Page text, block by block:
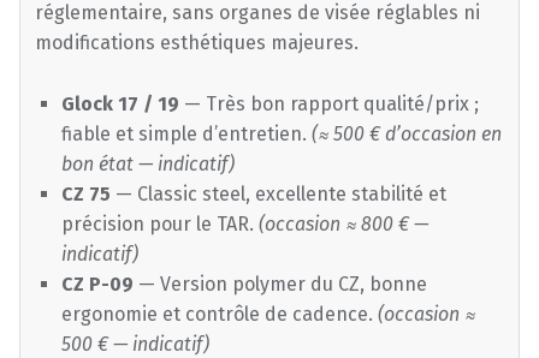
réglementaire, sans organes de visée réglables ni
modifications esthétiques majeures.
Glock 17 / 19 — Très bon rapport qualité/prix ;
fiable et simple d’entretien.(≈ 500 € d’occasion en
bon état — indicatif)
CZ 75 — Classic steel, excellente stabilité et
précision pour le TAR.(occasion ≈ 800 € —
indicatif)
CZ P-09 — Version polymer du CZ, bonne
ergonomie et contrôle de cadence.(occasion ≈
500 € — indicatif)